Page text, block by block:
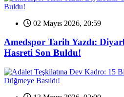
02 Mayıs 2026, 20:59
Amedspor Tarih Yazdı:
Hasreti Son Buldu!